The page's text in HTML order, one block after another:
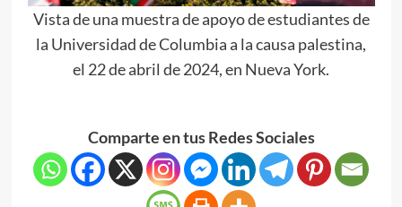
Vista de una muestra de apoyo de estudiantes de
la Universidad de Columbia a la causa palestina,
el 22 de abril de 2024, en Nueva York.
Comparte en tus Redes Sociales